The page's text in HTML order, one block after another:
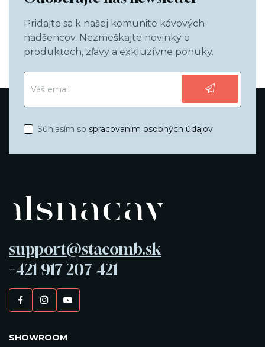
stránke
produktu.
Pridajte sa k našej komunite kávových
nadšencov. Nezmeškajte novinky o
produktoch, zľavy a exkluzívne ponuky.
Súhlasím so spracovaním osobných údajov
support@stacomb.sk
+421 917 207 421
SHOWROOM